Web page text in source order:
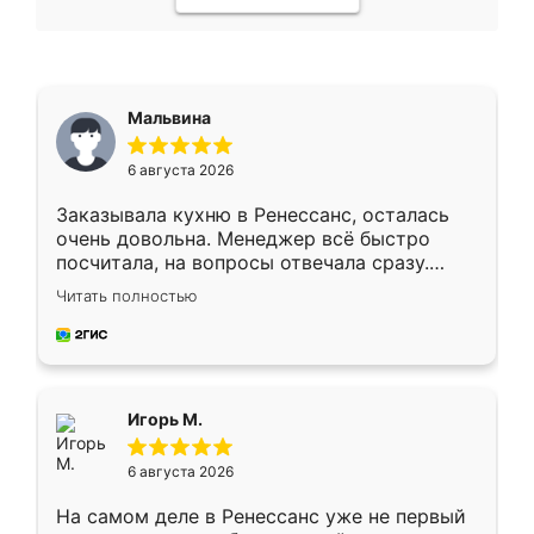
Мальвина
6 августа 2026
Заказывала кухню в Ренессанс, осталась
очень довольна. Менеджер всё быстро
посчитала, на вопросы отвечала сразу.
Замерщик приехал в субботу, подошёл к
делу со всей ответственностью. Собрали
за день, ребята работали аккуратно, даже
Читать полностью
Игорь М.
6 августа 2026
На самом деле в Ренессанс уже не первый